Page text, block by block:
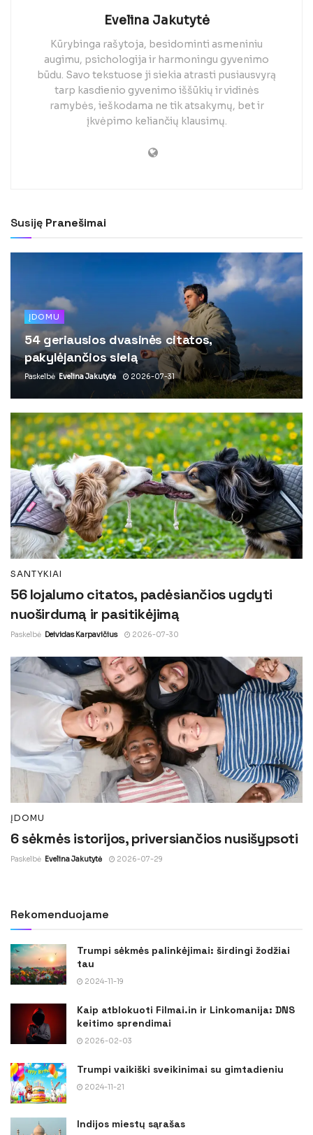
Evelina Jakutytė
Kūrybinga rašytoja, besidominti asmeniniu
augimu, psichologija ir harmoningu gyvenimo
būdu. Savo tekstuose ji siekia atrasti pusiausvyrą
tarp kasdienio gyvenimo iššūkių ir vidinės
ramybės, ieškodama ne tik atsakymų, bet ir
įkvėpimo keliančių klausimų.
Susiję Pranešimai
ĮDOMU
54 geriausios dvasinės citatos,
pakylėjančios sielą
Paskelbė Evelina Jakutytė 2026-07-31
SANTYKIAI
56 lojalumo citatos, padėsiančios ugdyti
nuoširdumą ir pasitikėjimą
Paskelbė Deividas Karpavičius 2026-07-30
ĮDOMU
6 sėkmės istorijos, priversiančios nusišypsoti
Paskelbė Evelina Jakutytė 2026-07-29
Rekomenduojame
Trumpi sėkmės palinkėjimai: širdingi žodžiai
tau
2024-11-19
Kaip atblokuoti Filmai.in ir Linkomanija: DNS
keitimo sprendimai
2026-02-03
Trumpi vaikiški sveikinimai su gimtadieniu
2024-11-21
Indijos miestų sąrašas